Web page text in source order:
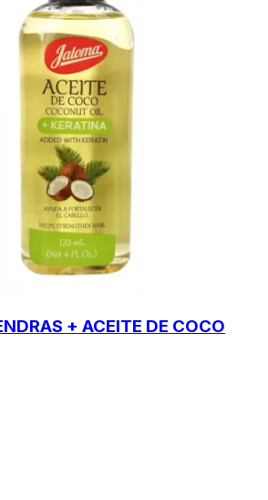
+ ACEITE DE COCO